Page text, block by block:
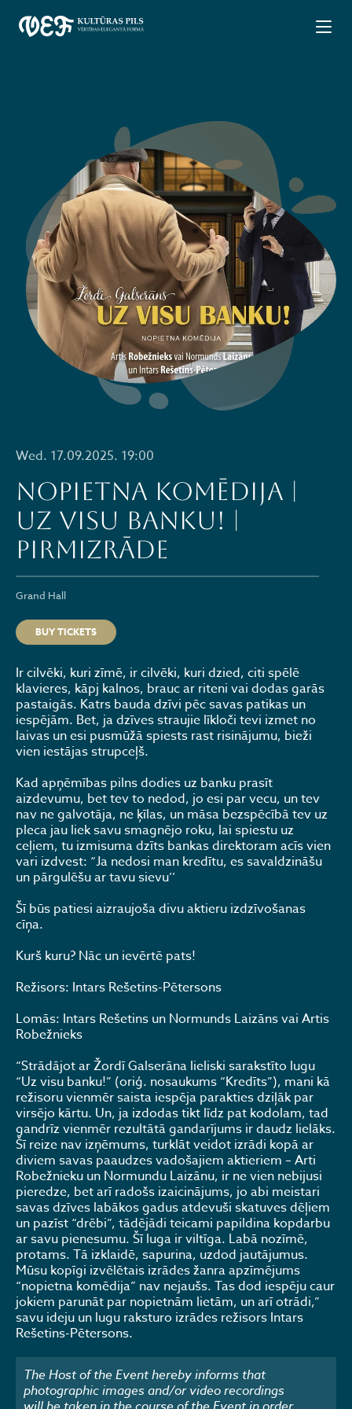
Wed. 17.09.2025. 19:00
Nopietna komēdija |
UZ VISU BANKU! |
PIRMIZRĀDE
Grand Hall
BUY TICKETS
Ir cilvēki, kuri zīmē, ir cilvēki, kuri dzied, citi spēlē
klavieres, kāpj kalnos, brauc ar riteni vai dodas garās
pastaigās. Katrs bauda dzīvi pēc savas patikas un
iespējām. Bet, ja dzīves straujie līkloči tevi izmet no
laivas un esi pusmūžā spiests rast risinājumu, bieži
vien iestājas strupceļš.
Kad apņēmības pilns dodies uz banku prasīt
aizdevumu, bet tev to nedod, jo esi par vecu, un tev
nav ne galvotāja, ne ķīlas, un māsa bezspēcībā tev uz
pleca jau liek savu smagnējo roku, lai spiestu uz
ceļiem, tu izmisuma dzīts bankas direktoram acīs vien
vari izdvest: “Ja nedosi man kredītu, es savaldzināšu
un pārgulēšu ar tavu sievu’’
Šī būs patiesi aizraujoša divu aktieru izdzīvošanas
cīņa.
Kurš kuru? Nāc un ievērtē pats!
Režisors: Intars Rešetins-Pētersons
Lomās: Intars Rešetins un Normunds Laizāns vai Artis
Robežnieks
“Strādājot ar Žordī Galserāna lieliski sarakstīto lugu
“Uz visu banku!” (oriģ. nosaukums “Kredīts”), mani kā
režisoru vienmēr saista iespēja parakties dziļāk par
virsējo kārtu. Un, ja izdodas tikt līdz pat kodolam, tad
gandrīz vienmēr rezultātā gandarījums ir daudz lielāks.
Šī reize nav izņēmums, turklāt veidot izrādi kopā ar
diviem savas paaudzes vadošajiem aktieriem – Arti
Robežnieku un Normundu Laizānu, ir ne vien nebijusi
pieredze, bet arī radošs izaicinājums, jo abi meistari
savas dzīves labākos gadus atdevuši skatuves dēļiem
un pazīst “drēbi”, tādējādi teicami papildina kopdarbu
ar savu pienesumu. Šī luga ir viltīga. Labā nozīmē,
protams. Tā izklaidē, sapurina, uzdod jautājumus.
Mūsu kopīgi izvēlētais izrādes žanra apzīmējums
“nopietna komēdija” nav nejaušs. Tas dod iespēju caur
jokiem parunāt par nopietnām lietām, un arī otrādi,”
savu ideju un lugu raksturo izrādes režisors Intars
Rešetins-Pētersons.
The Host of the Event hereby informs that
photographic images and/or video recordings
will be taken in the course of the Event in order